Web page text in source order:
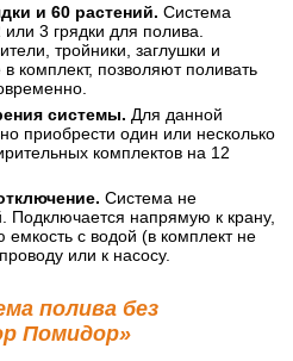
и 60 растений. Система
3 грядки для полива.
тройники, заглушки и
комплект, позволяют поливать
системы. Для данной
приобрести один или несколько
комплектов на 12
Система не
Подключается напрямую к крану,
емкость с водой (в комплект не
или к насосу.
полива без
Помидор»